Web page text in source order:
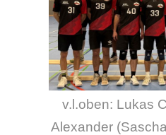
v.l.oben: Lukas
Alexander